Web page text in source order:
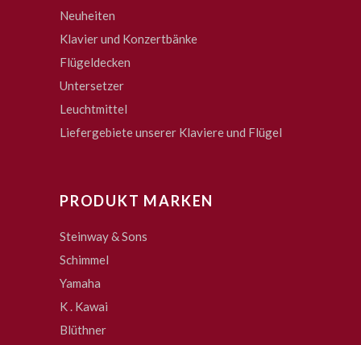
Neuheiten
Klavier und Konzertbänke
Flügeldecken
Untersetzer
Leuchtmittel
Liefergebiete unserer Klaviere und Flügel
PRODUKT MARKEN
Steinway & Sons
Schimmel
Yamaha
K . Kawai
Blüthner